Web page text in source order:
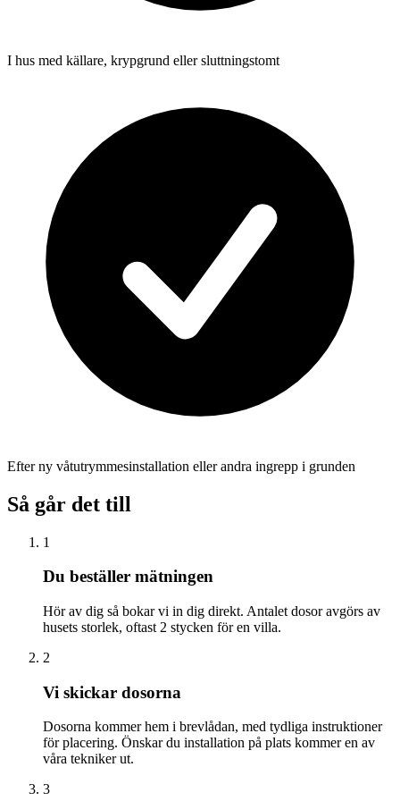
I hus med källare, krypgrund eller sluttningstomt
Efter ny våtutrymmesinstallation eller andra ingrepp i grunden
Så går det till
1
Du beställer mätningen
Hör av dig så bokar vi in dig direkt. Antalet dosor avgörs av
husets storlek, oftast 2 stycken för en villa.
2
Vi skickar dosorna
Dosorna kommer hem i brevlådan, med tydliga instruktioner
för placering. Önskar du installation på plats kommer en av
våra tekniker ut.
3